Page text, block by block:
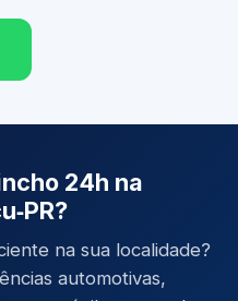
24h na
na sua localidade?
automotivas,